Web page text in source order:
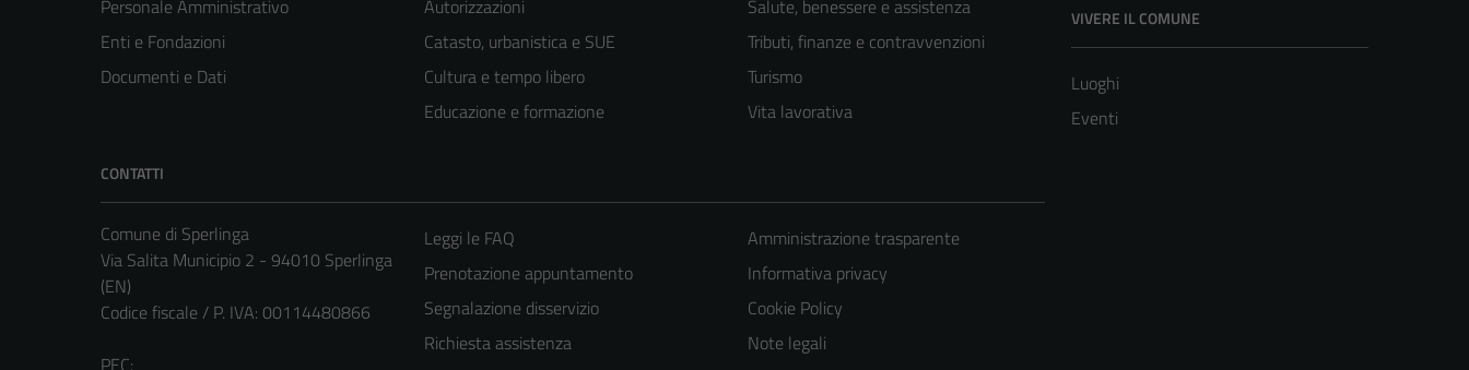
Personale Amministrativo
Enti e Fondazioni
Documenti e Dati
Autorizzazioni
Catasto, urbanistica e SUE
Cultura e tempo libero
Educazione e formazione
Salute, benessere e assistenza
Tributi, finanze e contravvenzioni
Turismo
Vita lavorativa
VIVERE IL COMUNE
Luoghi
Eventi
CONTATTI
Comune di Sperlinga
Via Salita Municipio 2 - 94010 Sperlinga
(EN)
Codice fiscale / P. IVA: 00114480866
PEC:
Leggi le FAQ
Prenotazione appuntamento
Segnalazione disservizio
Richiesta assistenza
Amministrazione trasparente
Informativa privacy
Cookie Policy
Note legali